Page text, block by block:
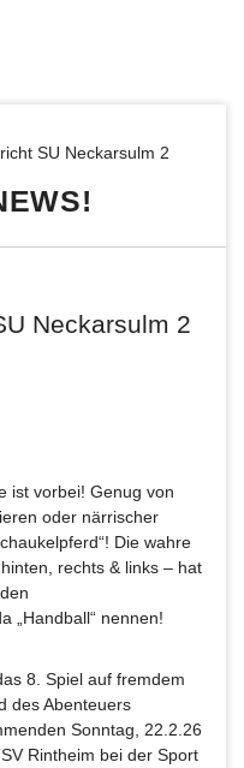
SU Neckarsulm 2
Neckarsulm 2
ist vorbei! Genug von
oder närrischer
Die wahre
rechts & links – hat
„Handball“ nennen!
8. Spiel auf fremdem
des Abenteuers
Sonntag, 22.2.26
Rintheim bei der Sport